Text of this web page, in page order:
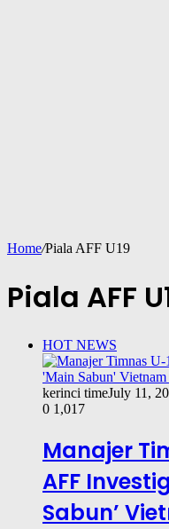
Home/Piala AFF U19
Piala AFF
HOT NEWS
kerinci timeJuly 11,
0 1,017
Manajer
AFF
Sabun’